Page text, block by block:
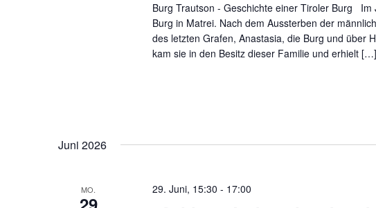
Burg Trautson - Geschichte einer Tiroler Burg
Burg in Matrei. Nach dem Aussterben der
des letzten Grafen, Anastasia, die Burg und über
kam sie in den Besitz dieser Familie und erhielt […]
Juni 2026
MO. 29. Juni, 15:30 - 17:00